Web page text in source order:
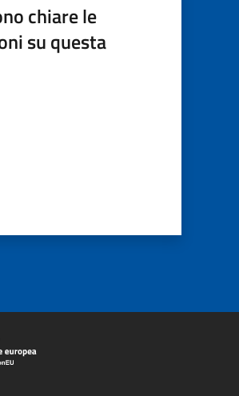
chiare le
su questa